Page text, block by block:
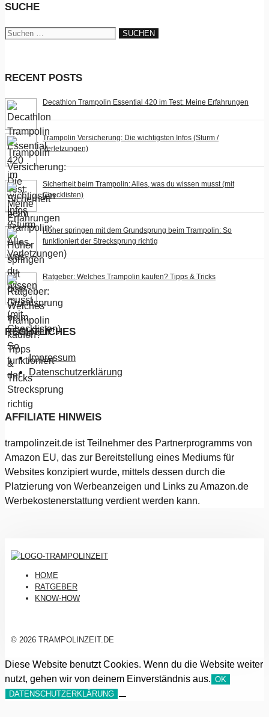
SUCHE
Suchen
RECENT POSTS
Decathlon Trampolin Essential 420 im Test: Meine Erfahrungen
Trampolin Versicherung: Die wichtigsten Infos (Sturm /
Verletzungen)
Sicherheit beim Trampolin: Alles, was du wissen musst (mit
Checklisten)
Höher springen mit dem Grundsprung beim Trampolin: So
funktioniert der Strecksprung richtig
Ratgeber: Welches Trampolin kaufen? Tipps & Tricks
RECHTLICHES
Impressum
Datenschutzerklärung
AFFILIATE HINWEIS
trampolinzeit.de ist Teilnehmer des Partnerprogramms von
Amazon EU, das zur Bereitstellung eines Mediums für
Websites konzipiert wurde, mittels dessen durch die
Platzierung von Werbeanzeigen und Links zu Amazon.de
Werbekostenerstattung verdient werden kann.
HOME
RATGEBER
KNOW-HOW
© 2026 TRAMPOLINZEIT.DE
Diese Website benutzt Cookies. Wenn du die Website weiter
nutzt, gehen wir von deinem Einverständnis aus. OK
DATENSCHUTZERKLÄRUNG